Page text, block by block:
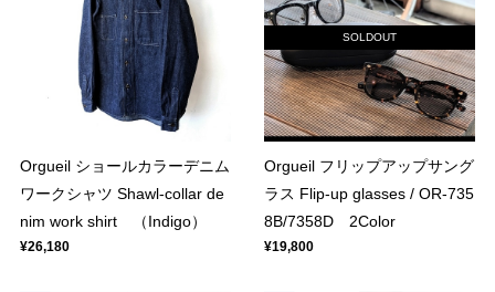
Orgueil ショールカラーデニム
ワークシャツ Shawl-collar de
nim work shirt （Indigo）
¥26,180
SOLDOUT
Orgueil フリップアップサング
ラス Flip-up glasses / OR-735
8B/7358D 2Color
¥19,800